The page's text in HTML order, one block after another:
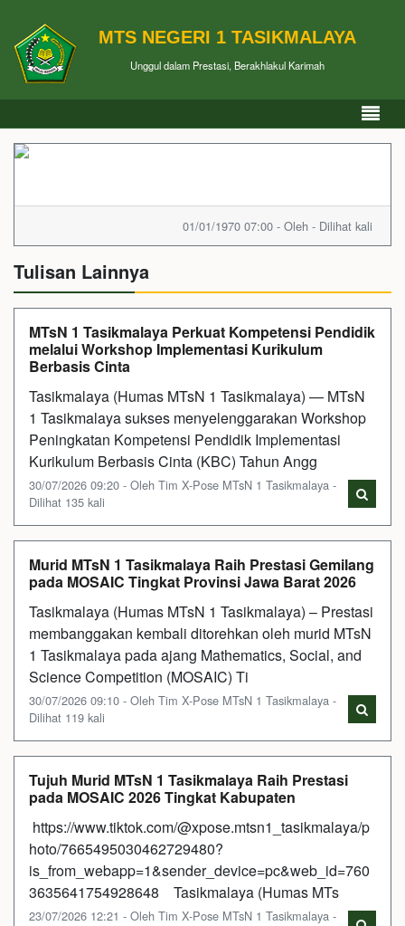
MTS NEGERI 1 TASIKMALAYA
Unggul dalam Prestasi, Berakhlakul Karimah
01/01/1970 07:00 - Oleh - Dilihat kali
Tulisan Lainnya
MTsN 1 Tasikmalaya Perkuat Kompetensi Pendidik
melalui Workshop Implementasi Kurikulum
Berbasis Cinta
Tasikmalaya (Humas MTsN 1 Tasikmalaya) — MTsN
1 Tasikmalaya sukses menyelenggarakan Workshop
Peningkatan Kompetensi Pendidik Implementasi
Kurikulum Berbasis Cinta (KBC) Tahun Angg
30/07/2026 09:20 - Oleh Tim X-Pose MTsN 1 Tasikmalaya -
Dilihat 135 kali
Murid MTsN 1 Tasikmalaya Raih Prestasi Gemilang
pada MOSAIC Tingkat Provinsi Jawa Barat 2026
Tasikmalaya (Humas MTsN 1 Tasikmalaya) – Prestasi
membanggakan kembali ditorehkan oleh murid MTsN
1 Tasikmalaya pada ajang Mathematics, Social, and
Science Competition (MOSAIC) Ti
30/07/2026 09:10 - Oleh Tim X-Pose MTsN 1 Tasikmalaya -
Dilihat 119 kali
Tujuh Murid MTsN 1 Tasikmalaya Raih Prestasi
pada MOSAIC 2026 Tingkat Kabupaten
https://www.tiktok.com/@xpose.mtsn1_tasikmalaya/p
hoto/7665495030462729480?
is_from_webapp=1&sender_device=pc&web_id=760
3635641754928648 Tasikmalaya (Humas MTs
23/07/2026 12:21 - Oleh Tim X-Pose MTsN 1 Tasikmalaya -